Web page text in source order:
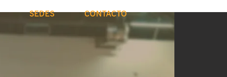
SEDES CONTACTO